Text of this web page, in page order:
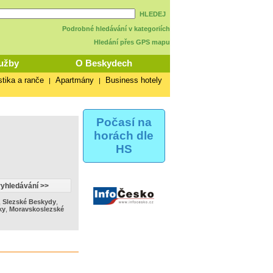
HLEDEJ
Podrobné hledávání v kategoriích
Hledání přes GPS mapu
O Beskydech
a ranče | Apartmány | Business hotely
Počasí na
horách dle
HS
Slezské Beskydy,
, Moravskoslezské